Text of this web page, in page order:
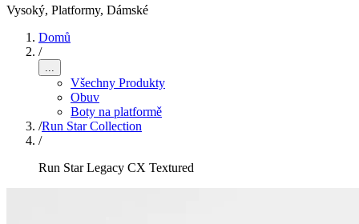
Vysoký, Platformy, Dámské
Domů
/
...
Všechny Produkty
Obuv
Boty na platformě
/Run Star Collection
/
Run Star Legacy CX Textured